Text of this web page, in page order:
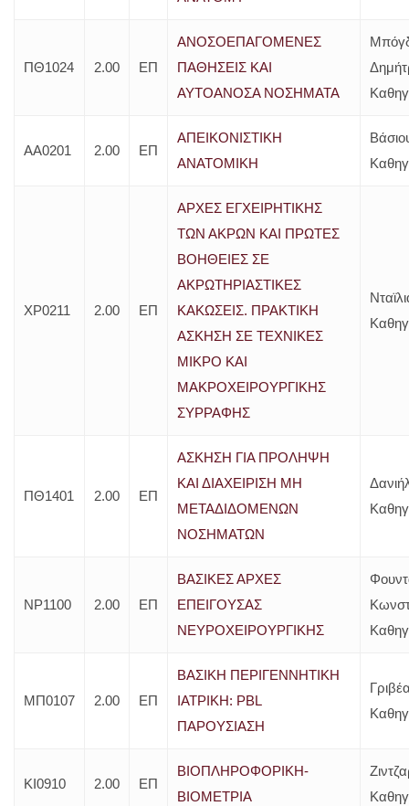
ΠΘ1024 2.00 ΕΠ
ΑΝΟΣΟΕΠΑΓΟΜΕΝΕΣ
ΠΑΘΗΣΕΙΣ ΚΑΙ
ΑΥΤΟΑΝΟΣΑ ΝΟΣΗΜΑΤΑ
ΑΑ0201 2.00 ΕΠ
ΑΠΕΙΚΟΝΙΣΤΙΚΗ
ΑΝΑΤΟΜΙΚΗ
ΧΡ0211 2.00 ΕΠ
ΑΡΧΕΣ ΕΓΧΕΙΡΗΤΙΚΗΣ
ΤΩΝ ΑΚΡΩΝ ΚΑΙ ΠΡΩΤΕΣ
ΒΟΗΘΕΙΕΣ ΣΕ
ΑΚΡΩΤΗΡΙΑΣΤΙΚΕΣ
ΚΑΚΩΣΕΙΣ. ΠΡΑΚΤΙΚΗ
ΑΣΚΗΣΗ ΣΕ ΤΕΧΝΙΚΕΣ
ΜΙΚΡΟ ΚΑΙ
ΜΑΚΡΟΧΕΙΡΟΥΡΓΙΚΗΣ
ΣΥΡΡΑΦΗΣ
ΠΘ1401 2.00 ΕΠ
ΑΣΚΗΣΗ ΓΙΑ ΠΡΟΛΗΨΗ
ΚΑΙ ΔΙΑΧΕΙΡΙΣΗ ΜΗ
ΜΕΤΑΔΙΔΟΜΕΝΩΝ
ΝΟΣΗΜΑΤΩΝ
ΝΡ1100 2.00 ΕΠ
ΒΑΣΙΚΕΣ ΑΡΧΕΣ
ΕΠΕΙΓΟΥΣΑΣ
ΝΕΥΡΟΧΕΙΡΟΥΡΓΙΚΗΣ
ΜΠ0107 2.00 ΕΠ
ΒΑΣΙΚΗ ΠΕΡΙΓΕΝΝΗΤΙΚΗ
ΙΑΤΡΙΚΗ: PBL
ΠΑΡΟΥΣΙΑΣΗ
ΚΙ0910 2.00 ΕΠ
ΒΙΟΠΛΗΡΟΦΟΡΙΚΗ-
ΒΙΟΜΕΤΡΙΑ